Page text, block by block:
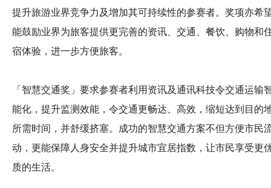
提升旅游业界竞争力及增加其可持续性的参赛者。奖项亦希
能鼓励业界为旅客提供更完善的资讯、交通、餐饮、购物和
宿体验，进一步方便旅客。
「智慧交通奖」要求参赛者利用资讯及通讯科技令交通运输
能化，提升监测效能，令交通更畅达、高效，缩短达到目的
所需时间，并舒缓挤塞。成功的智慧交通方案不但方便市民
动，更能保障人身安全并提升城市宜居指数，让市民享受更
质的生活。